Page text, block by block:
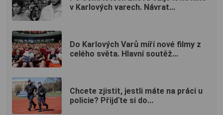
v Karlových varech. Návrat...
Do Karlových Varů míří nové filmy z
celého světa. Hlavní soutěž...
Chcete zjistit, jestli máte na práci u
policie? Přijďte si do...